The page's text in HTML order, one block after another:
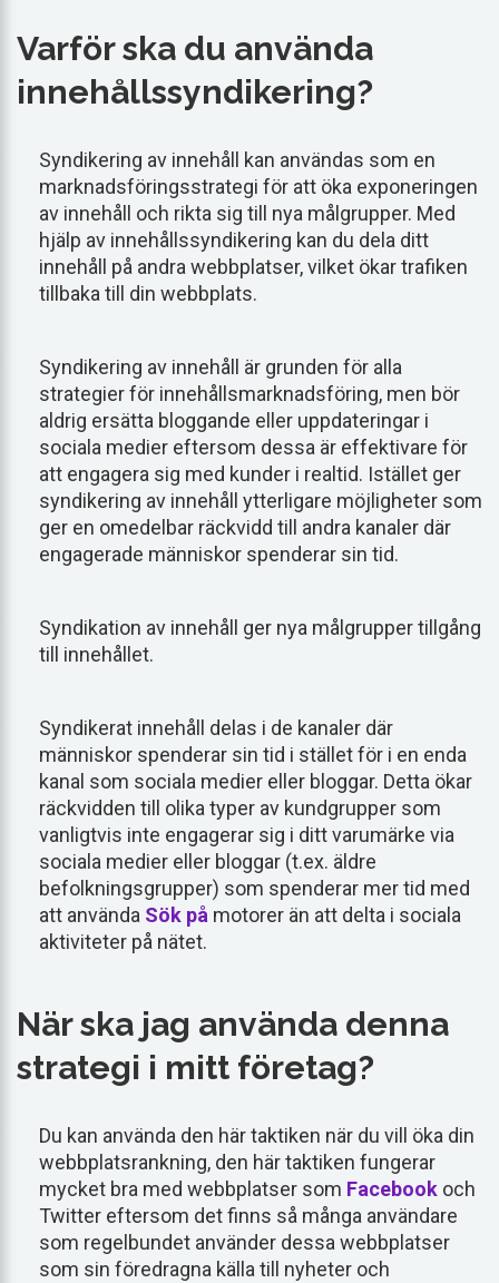
Varför ska du använda
innehållssyndikering?
Syndikering av innehåll kan användas som en
marknadsföringsstrategi för att öka exponeringen
av innehåll och rikta sig till nya målgrupper. Med
hjälp av innehållssyndikering kan du dela ditt
innehåll på andra webbplatser, vilket ökar trafiken
tillbaka till din webbplats.
Syndikering av innehåll är grunden för alla
strategier för innehållsmarknadsföring, men bör
aldrig ersätta bloggande eller uppdateringar i
sociala medier eftersom dessa är effektivare för
att engagera sig med kunder i realtid. Istället ger
syndikering av innehåll ytterligare möjligheter som
ger en omedelbar räckvidd till andra kanaler där
engagerade människor spenderar sin tid.
Syndikation av innehåll ger nya målgrupper tillgång
till innehållet.
Syndikerat innehåll delas i de kanaler där
människor spenderar sin tid i stället för i en enda
kanal som sociala medier eller bloggar. Detta ökar
räckvidden till olika typer av kundgrupper som
vanligtvis inte engagerar sig i ditt varumärke via
sociala medier eller bloggar (t.ex. äldre
befolkningsgrupper) som spenderar mer tid med
att använda Sök på motorer än att delta i sociala
aktiviteter på nätet.
När ska jag använda denna
strategi i mitt företag?
Du kan använda den här taktiken när du vill öka din
webbplatsrankning, den här taktiken fungerar
mycket bra med webbplatser som Facebook och
Twitter eftersom det finns så många användare
som regelbundet använder dessa webbplatser
som sin föredragna källa till nyheter och